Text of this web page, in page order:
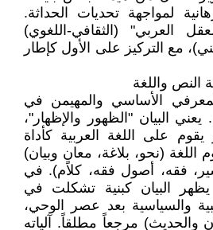
لمواجهة تحديات الحداثة.
العربي" (الثقافي-اللغوي)
مع التركيز على الأول كإطار
النص واللغة
الأساسي والمهيمن في
يعني البيان "الظهور والإظهار"،
يقوم على اللغة العربية كأداة
(نحو، بلاغة، معانٍ وبيان)
فقه، أصول فقه، كلام). في
يظهر البيان كبنية تشكلت في
والسياسية بعد عصر الوحي،
مرجعاً مطلقاً. آلياته